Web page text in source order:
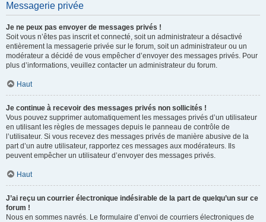
Messagerie privée
Je ne peux pas envoyer de messages privés !
Soit vous n’êtes pas inscrit et connecté, soit un administrateur a désactivé
entièrement la messagerie privée sur le forum, soit un administrateur ou un
modérateur a décidé de vous empêcher d’envoyer des messages privés. Pour
plus d’informations, veuillez contacter un administrateur du forum.
Haut
Je continue à recevoir des messages privés non sollicités !
Vous pouvez supprimer automatiquement les messages privés d’un utilisateur
en utilisant les règles de messages depuis le panneau de contrôle de
l’utilisateur. Si vous recevez des messages privés de manière abusive de la
part d’un autre utilisateur, rapportez ces messages aux modérateurs. Ils
peuvent empêcher un utilisateur d’envoyer des messages privés.
Haut
J’ai reçu un courrier électronique indésirable de la part de quelqu’un sur ce
forum !
Nous en sommes navrés. Le formulaire d’envoi de courriers électroniques de